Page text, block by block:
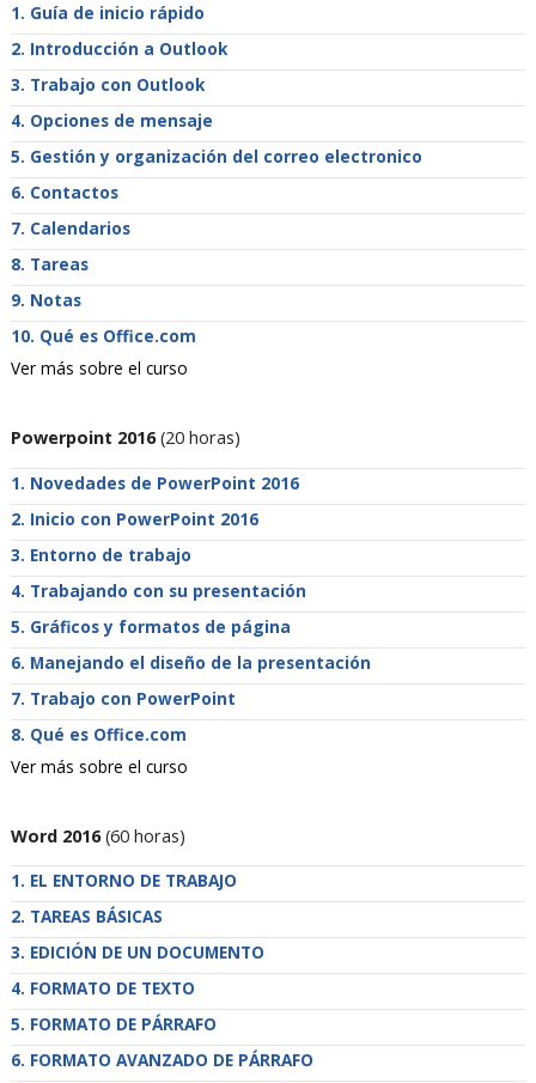
Guía de inicio rápido
Introducción a Outlook
Trabajo con Outlook
Opciones de mensaje
Gestión y organización del correo electronico
Contactos
Calendarios
Tareas
Notas
Qué es Office.com
Ver más sobre el curso
Powerpoint 2016(20 horas)
Novedades de PowerPoint 2016
Inicio con PowerPoint 2016
Entorno de trabajo
Trabajando con su presentación
Gráficos y formatos de página
Manejando el diseño de la presentación
Trabajo con PowerPoint
Qué es Office.com
Ver más sobre el curso
Word 2016(60 horas)
EL ENTORNO DE TRABAJO
TAREAS BÁSICAS
EDICIÓN DE UN DOCUMENTO
FORMATO DE TEXTO
FORMATO DE PÁRRAFO
FORMATO AVANZADO DE PÁRRAFO